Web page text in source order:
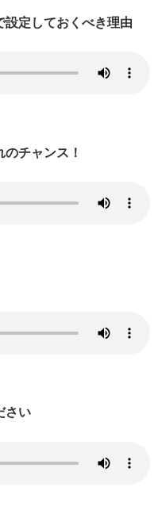
設定しておくべき理由
チャンス！
さい